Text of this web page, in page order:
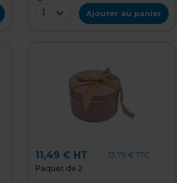
1 Ajouter au panier
11,49 € HT
13,79 € TTC
Paquet de 2